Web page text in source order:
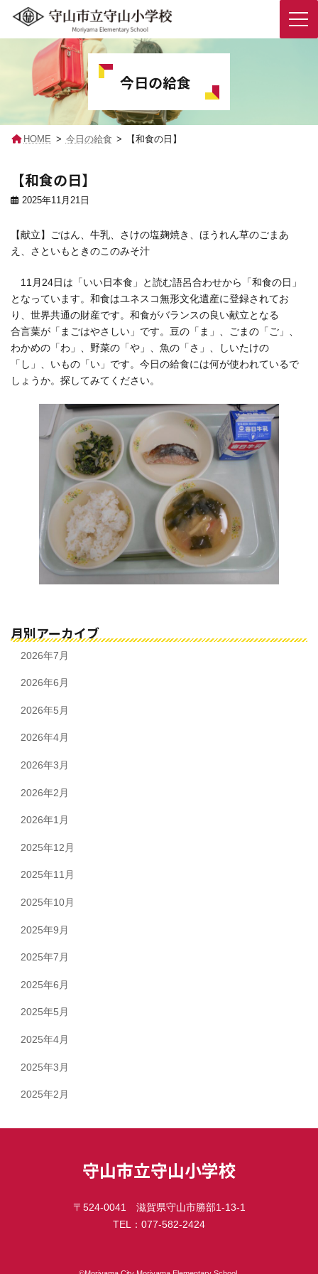
今日の給食
HOME 今日の給食 【和食の日】
【和食の日】
2025年11月21日
【献立】ごはん、牛乳、さけの塩麹焼き、ほうれん草のごまあ
え、さといもときのこのみそ汁
11月24日は「いい日本食 」と読む語呂合わせから「和食の日 」
となっています。 和食はユネスコ無形文化遺産に登録されてお
り、 世界共通の財産です。 和食がバランスの良い献立となる
合言葉が「まごはやさしい」です。 豆の「ま」、ごまの「ご」、
わかめの「わ」、 野菜の「や」、 魚の「さ」、しいたけの
「し」、いもの「い」です。 今日の給食には何が使われているで
しょうか。 探 してみてください。
月別アーカイブ
2026年7月
2026年6月
2026年5月
2026年4月
2026年3月
2026年2月
2026年1月
2025年12月
2025年11月
2025年10月
2025年9月
2025年7月
2025年6月
2025年5月
2025年4月
2025年3月
2025年2月
守山市立守山小学校
〒524-0041 滋賀県守山市勝部1-13-1
TEL：077-582-2424